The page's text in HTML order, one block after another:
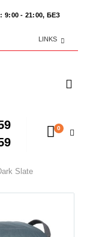
- 21:00, БЕЗ
LINKS
0
Slate